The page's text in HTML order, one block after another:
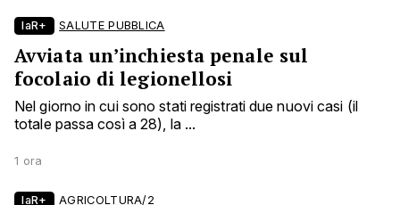
laR+ SALUTE PUBBLICA
Avviata un’inchiesta penale sul
focolaio di legionellosi
Nel giorno in cui sono stati registrati due nuovi casi (il
totale passa così a 28), la ...
1 ora
laR+ AGRICOLTURA/2